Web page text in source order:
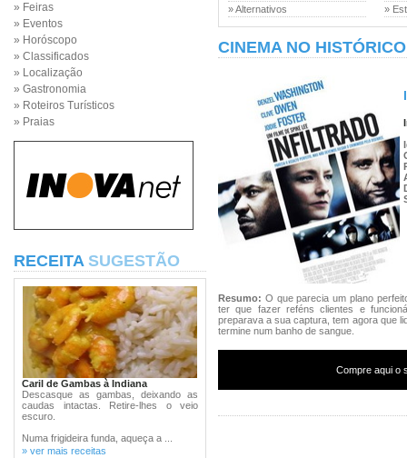
» Feiras
» Eventos
» Horóscopo
» Classificados
» Localização
» Gastronomia
» Roteiros Turísticos
» Praias
RECEITA SUGESTÃO
Caril de Gambas à Indiana
Descasque as gambas, deixando as
caudas intactas. Retire-lhes o veio
escuro.
Numa frigideira funda, aqueça a ...
» ver mais receitas
» Alternativos
»
CINEMA NO HISTÓRICO
Resumo: O que parecia um plano
ter que fazer reféns clientes e
preparava a sua captura, tem agora que
termine num banho de sangue.
Compre aqui o